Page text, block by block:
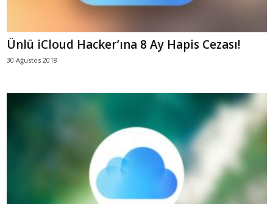
Ünlü iCloud Hacker’ına 8 Ay Hapis Cezası!
30 Ağustos 2018